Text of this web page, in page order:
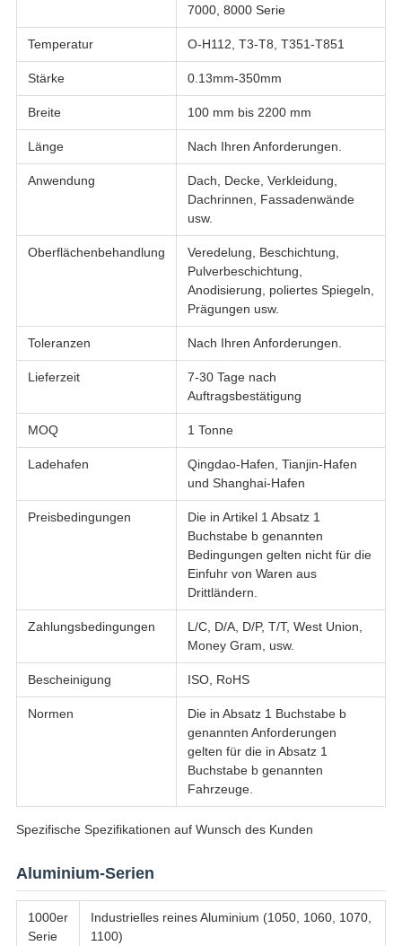
7000, 8000 Serie
Temperatur O-H112, T3-T8, T351-T851
Stärke 0.13mm-350mm
Breite 100 mm bis 2200 mm
Länge Nach Ihren Anforderungen.
Anwendung
Dach, Decke, Verkleidung,
Dachrinnen, Fassadenwände
usw.
Oberflächenbehandlung
Veredelung, Beschichtung,
Pulverbeschichtung,
Anodisierung, poliertes Spiegeln,
Prägungen usw.
Toleranzen Nach Ihren Anforderungen.
Lieferzeit
7-30 Tage nach
Auftragsbestätigung
MOQ 1 Tonne
Ladehafen
Qingdao-Hafen, Tianjin-Hafen
und Shanghai-Hafen
Preisbedingungen
Die in Artikel 1 Absatz 1
Buchstabe b genannten
Bedingungen gelten nicht für die
Einfuhr von Waren aus
Drittländern.
Zahlungsbedingungen
L/C, D/A, D/P, T/T, West Union,
Money Gram, usw.
Bescheinigung ISO, RoHS
Normen
Die in Absatz 1 Buchstabe b
genannten Anforderungen
gelten für die in Absatz 1
Buchstabe b genannten
Fahrzeuge.
Spezifische Spezifikationen auf Wunsch des Kunden
Aluminium-Serien
1000er
Serie
Industrielles reines Aluminium (1050, 1060, 1070,
1100)